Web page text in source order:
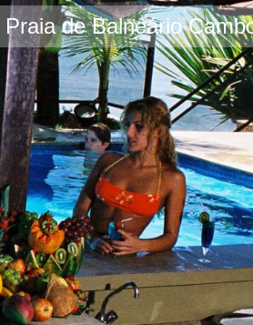
de Balneário